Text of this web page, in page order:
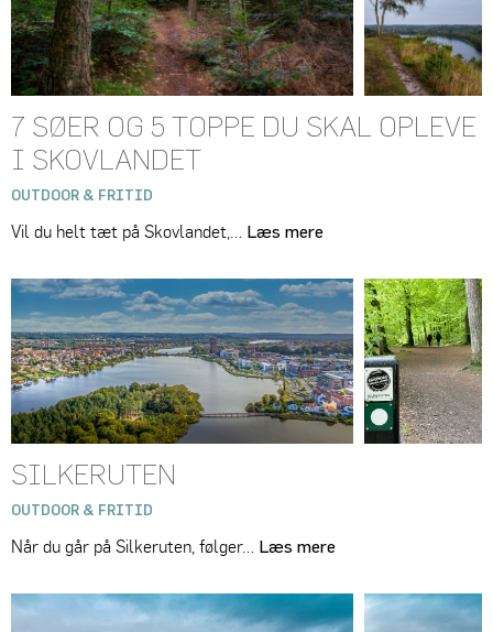
7 SØER OG 5 TOPPE DU SKAL OPLEVE
I SKOVLANDET
OUTDOOR & FRITID
Vil du helt tæt på Skovlandet,… Læs mere
SILKERUTEN
OUTDOOR & FRITID
Når du går på Silkeruten, følger… Læs mere